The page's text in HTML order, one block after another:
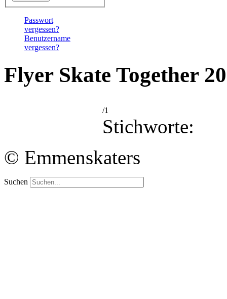
Passwort
vergessen?
Benutzername
vergessen?
Flyer Skate Together
/1
Stichworte:
© Emmenskaters
Suchen